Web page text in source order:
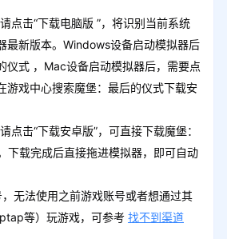
击“下载电脑版 ”，将识别当前系统
最新版本。Windows设备启动模拟器后
仪式 ，Mac设备启动模拟器后，需要点
游戏中心搜索魔堡：最后的仪式下载安
击“下载安卓版”，可直接下载魔堡：
下载完成后直接拖进模拟器，即可自动
无法使用之前游戏账号或者想通过其
等）玩游戏，可参考 找不到渠道